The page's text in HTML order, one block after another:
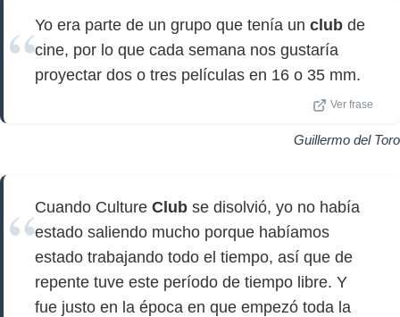
Yo era parte de un grupo que tenía un club de
cine, por lo que cada semana nos gustaría
proyectar dos o tres películas en 16 o 35 mm.
Ver frase
Guillermo del Toro
Cuando Culture Club se disolvió, yo no había
estado saliendo mucho porque habíamos
estado trabajando todo el tiempo, así que de
repente tuve este período de tiempo libre. Y
fue justo en la época en que empezó toda la